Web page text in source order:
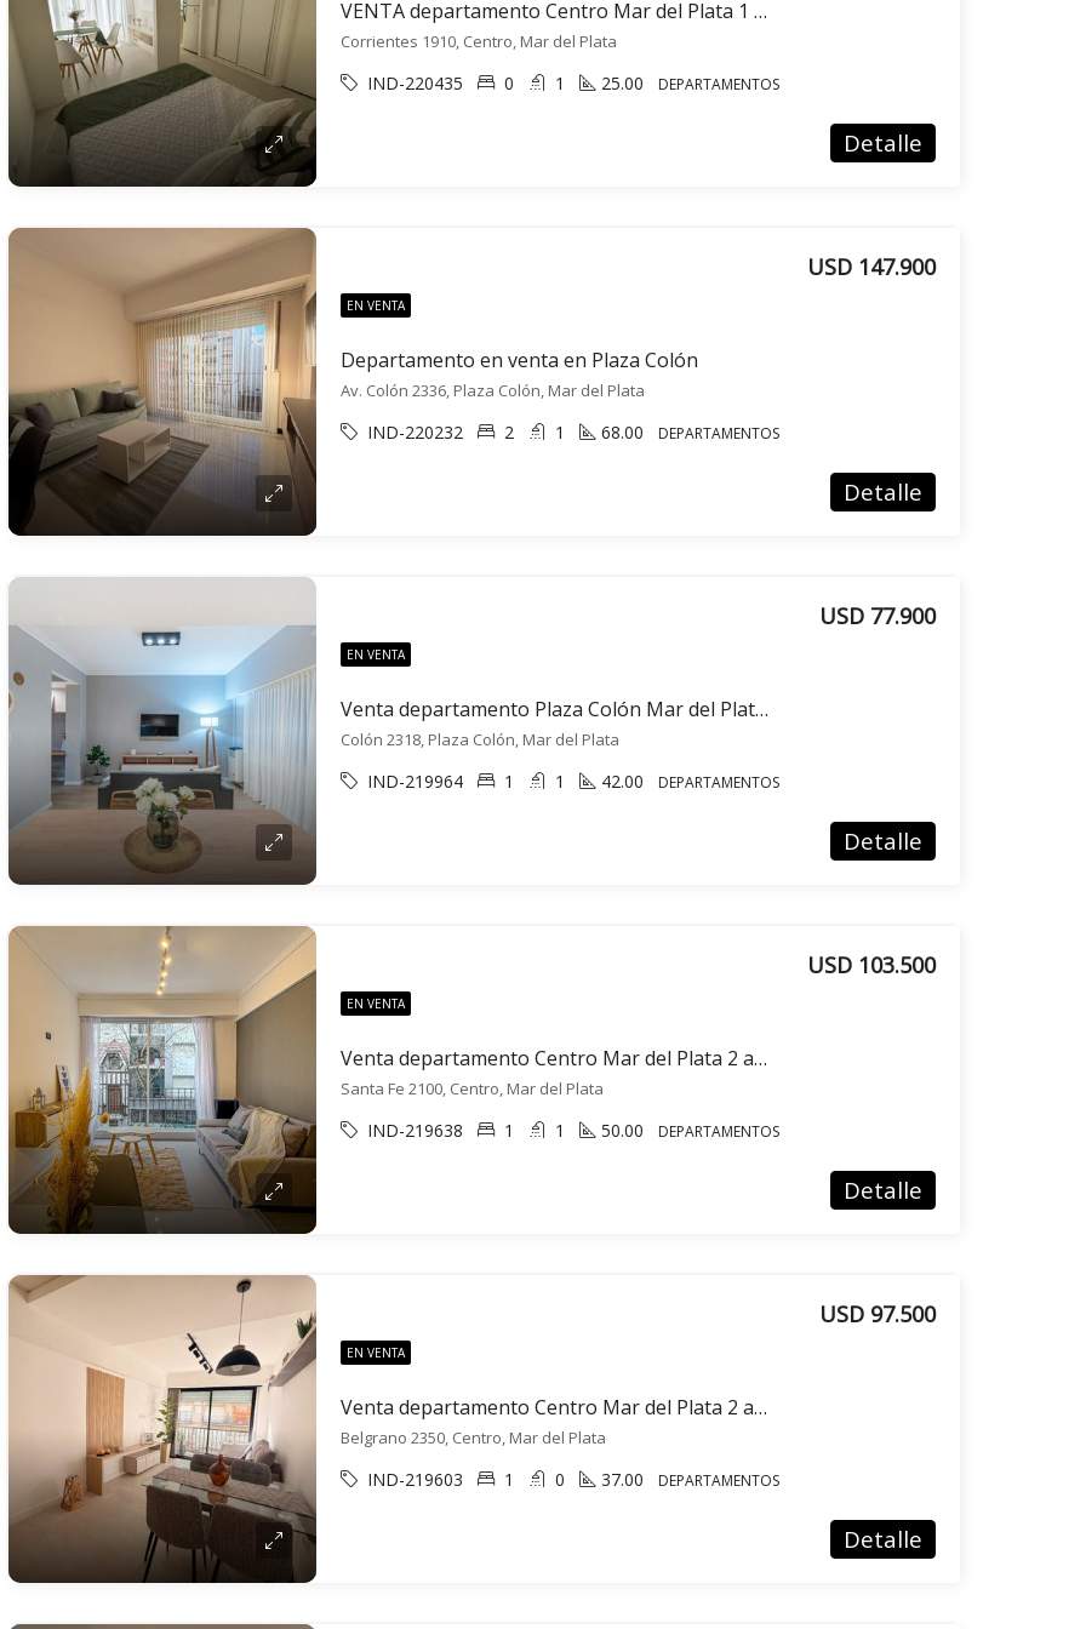
VENTA departamento Centro Mar del Plata 1 ambiente
Corrientes 1910, Centro, Mar del Plata
IND-220435 0 1 25.00 DEPARTAMENTOS
Detalle
EN VENTA
Departamento en venta en Plaza Colón
USD 147.900
Av. Colón 2336, Plaza Colón, Mar del Plata
IND-220232 2 1 68.00 DEPARTAMENTOS
Detalle
EN VENTA
Venta departamento Plaza Colón Mar del Plata 2 ambientes
USD 77.900
Colón 2318, Plaza Colón, Mar del Plata
IND-219964 1 1 42.00 DEPARTAMENTOS
Detalle
EN VENTA
Venta departamento Centro Mar del Plata 2 ambientes
USD 103.500
Santa Fe 2100, Centro, Mar del Plata
IND-219638 1 1 50.00 DEPARTAMENTOS
Detalle
EN VENTA
Venta departamento Centro Mar del Plata 2 ambientes
USD 97.500
Belgrano 2350, Centro, Mar del Plata
IND-219603 1 0 37.00 DEPARTAMENTOS
Detalle